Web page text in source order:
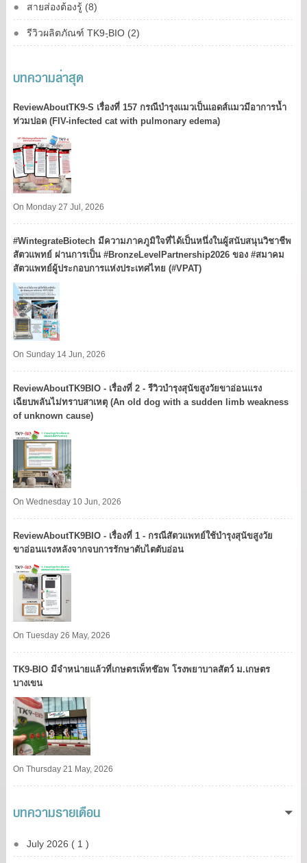
สายส่องต้องรู้ (8)
รีวิวผลิตภัณฑ์ TK9-ฺBIO (2)
บทความล่าสุด
ReviewAboutTK9-S เรื่องที่ 157 กรณีบำรุงแมวเป็นเอดส์แมวมีอาการน้ำ
ท่วมปอด (FIV-infected cat with pulmonary edema)
On Monday 27 Jul, 2026
#WintegrateBiotech มีความภาคภูมิใจที่ได้เป็นหนึ่งในผู้สนับสนุนวิชาชีพ
สัตวแพทย์ ผ่านการเป็น #BronzeLevelPartnership2026 ของ #สมาคม
สัตวแพทย์ผู้ประกอบการแห่งประเทศไทย (#VPAT)
On Sunday 14 Jun, 2026
ReviewAboutTK9BIO - เรื่องที่ 2 - รีวิวบำรุงสุนัขสูงวัยขาอ่อนแรง
เฉียบพลันไม่ทราบสาเหตุ (An old dog with a sudden limb weakness
of unknown cause)
On Wednesday 10 Jun, 2026
ReviewAboutTK9BIO - เรื่องที่ 1 - กรณีสัตวแพทย์ใช้บำรุงสุนัขสูงวัย
ขาอ่อนแรงหลังจากจบการรักษาตับไตตับอ่อน
On Tuesday 26 May, 2026
TK9​-BIO มีจำหน่ายแล้วที่เกษตรเพ็ทช๊อพ โรงพยาบาลสัตว์ ม.เกษตร
บางเขน​
On Thursday 21 May, 2026
บทความรายเดือน
July 2026 ( 1 )